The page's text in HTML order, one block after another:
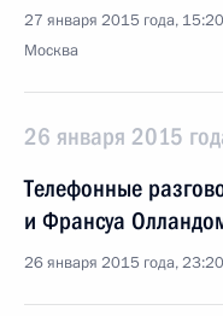
27 января 2015 года, 15:20
Москва
26 января 2015
Телефонные
и Франсуа
26 января 2015 года, 23:20